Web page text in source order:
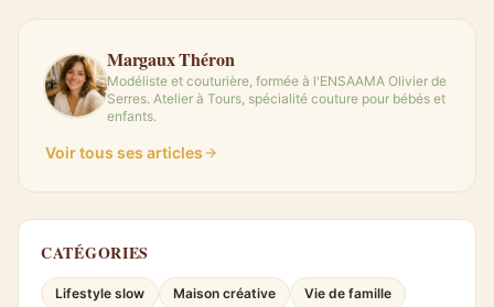
Margaux Théron
Modéliste et couturière, formée à l'ENSAAMA Olivier de
Serres. Atelier à Tours, spécialité couture pour bébés et
enfants.
Voir tous ses articles
CATÉGORIES
Lifestyle slow Maison créative
Vie de famille